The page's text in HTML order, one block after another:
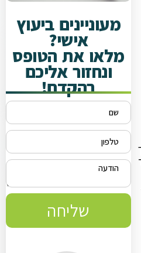
מעוניינים ביעוץ
אישי?
מלאו את הטופס
ונחזור אליכם
בהקדם!
שליחה